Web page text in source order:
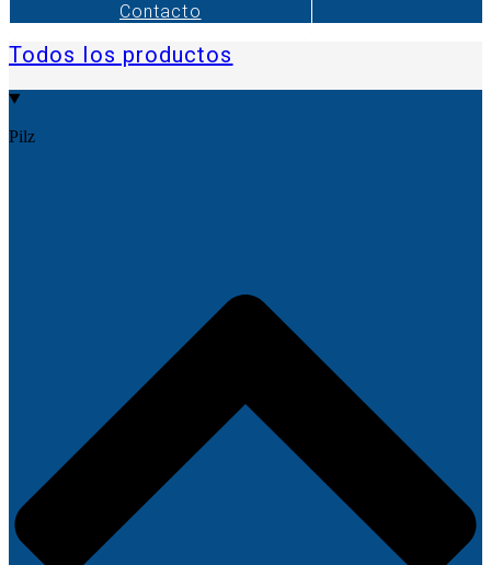
Contacto
Todos los productos
Pilz